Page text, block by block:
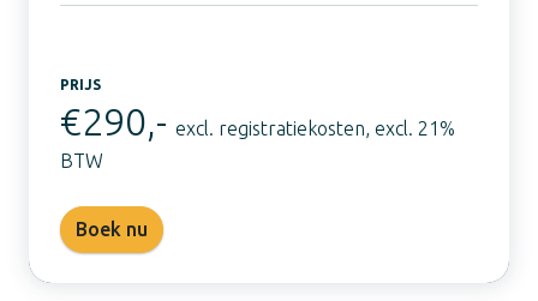
PRIJS
€290,- excl. registratiekosten, excl. 21%
BTW
Boek nu